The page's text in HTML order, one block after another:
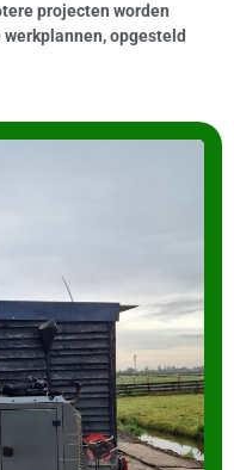
projecten worden
opgesteld